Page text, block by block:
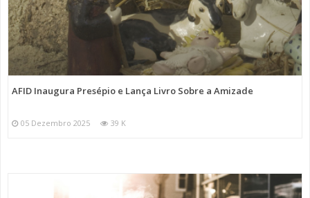
AFID Inaugura Presépio e Lança Livro Sobre a Amizade
05 Dezembro 2025 39 K